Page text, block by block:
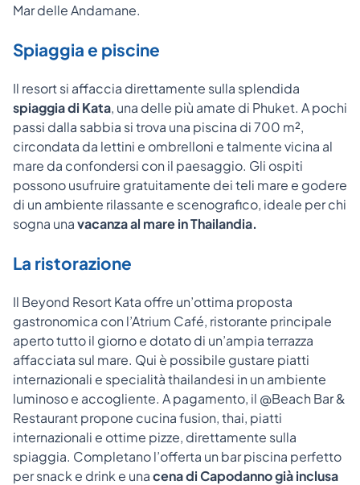
Mar delle Andamane.
Spiaggia e piscine
Il resort si affaccia direttamente sulla splendida
spiaggia di Kata, una delle più amate di Phuket. A pochi
passi dalla sabbia si trova una piscina di 700 m²,
circondata da lettini e ombrelloni e talmente vicina al
mare da confondersi con il paesaggio. Gli ospiti
possono usufruire gratuitamente dei teli mare e godere
di un ambiente rilassante e scenografico, ideale per chi
sogna unavacanza al mare in Thailandia.
La ristorazione
Il Beyond Resort Kata offre un’ottima proposta
gastronomica con l’Atrium Café, ristorante principale
aperto tutto il giorno e dotato di un’ampia terrazza
affacciata sul mare. Qui è possibile gustare piatti
internazionali e specialità thailandesi in un ambiente
luminoso e accogliente. A pagamento, il @Beach Bar &
Restaurant propone cucina fusion, thai, piatti
internazionali e ottime pizze, direttamente sulla
spiaggia. Completano l’offerta un bar piscina perfetto
per snack e drink e unacena di Capodanno già inclusa